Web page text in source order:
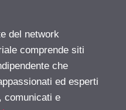
del network
comprende siti
che
ed esperti
comunicati e